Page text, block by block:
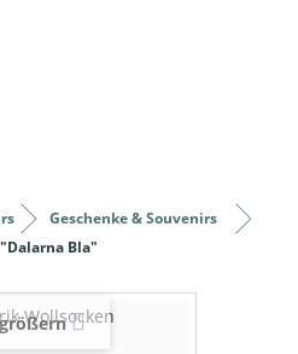
Geschenke & Souvenirs
Bla"